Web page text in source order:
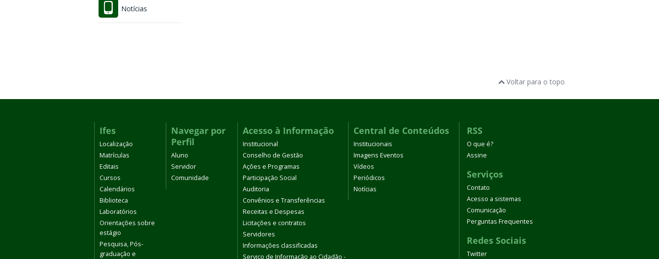
Notícias
Voltar para o topo
Ifes
Localização
Matrículas
Editais
Cursos
Calendários
Biblioteca
Laboratórios
Orientações sobre
estágio
Pesquisa, Pós-
graduação e
Navegar por
Perfil
Aluno
Servidor
Comunidade
Acesso à Informação
Institucional
Conselho de Gestão
Ações e Programas
Participação Social
Auditoria
Convênios e Transferências
Receitas e Despesas
Licitações e contratos
Servidores
Informações classificadas
Serviço de Informação ao Cidadão -
Central de Conteúdos
Institucionais
Imagens Eventos
Vídeos
Periódicos
Notícias
RSS
O que é?
Assine
Serviços
Contato
Acesso a sistemas
Comunicação
Perguntas Frequentes
Redes Sociais
Twitter